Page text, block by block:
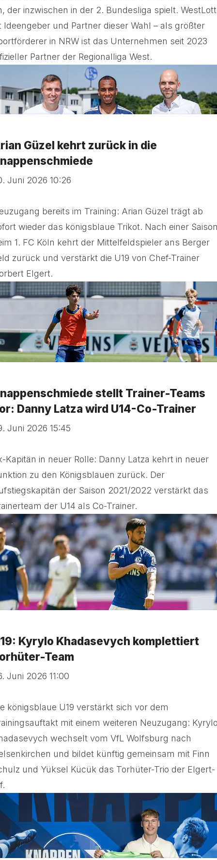
der inzwischen in der 2. Bundesliga spielt.
Ideengeber und Partner dieser Wahl – als größter
in NRW ist das Unternehmen seit 2023
Partner der Regionalliga West.
Güzel kehrt zurück in die
Juni 2026 10:26
bereits im Training: Arian Güzel trägt ab
wieder das königsblaue Trikot. Nach einer
1. FC Köln kehrt der Mittelfeldspieler ans Berger
zurück und verstärkt die U19 von Chef-Trainer
Elgert.
stellt Trainer-Teams
Danny Latza wird U14-Co-Trainer
Juni 2026 15:45
Kapitän in neuer Rolle: Danny Latza kehrt in neuer
zu den Königsblauen zurück. Der
der Saison 2021/2022 verstärkt das
der U14 als Co-Trainer.
Kyrylo Khadasevych komplettiert
Team
Juni 2026 11:00
königsblaue U19 verstärkt sich vor dem
mit einem weiteren Neuzugang:
wechselt vom VfL Wolfsburg nach
und bildet künftig gemeinsam mit Finn
und Yüksel Kücük das Torhüter-Trio der Elgert-